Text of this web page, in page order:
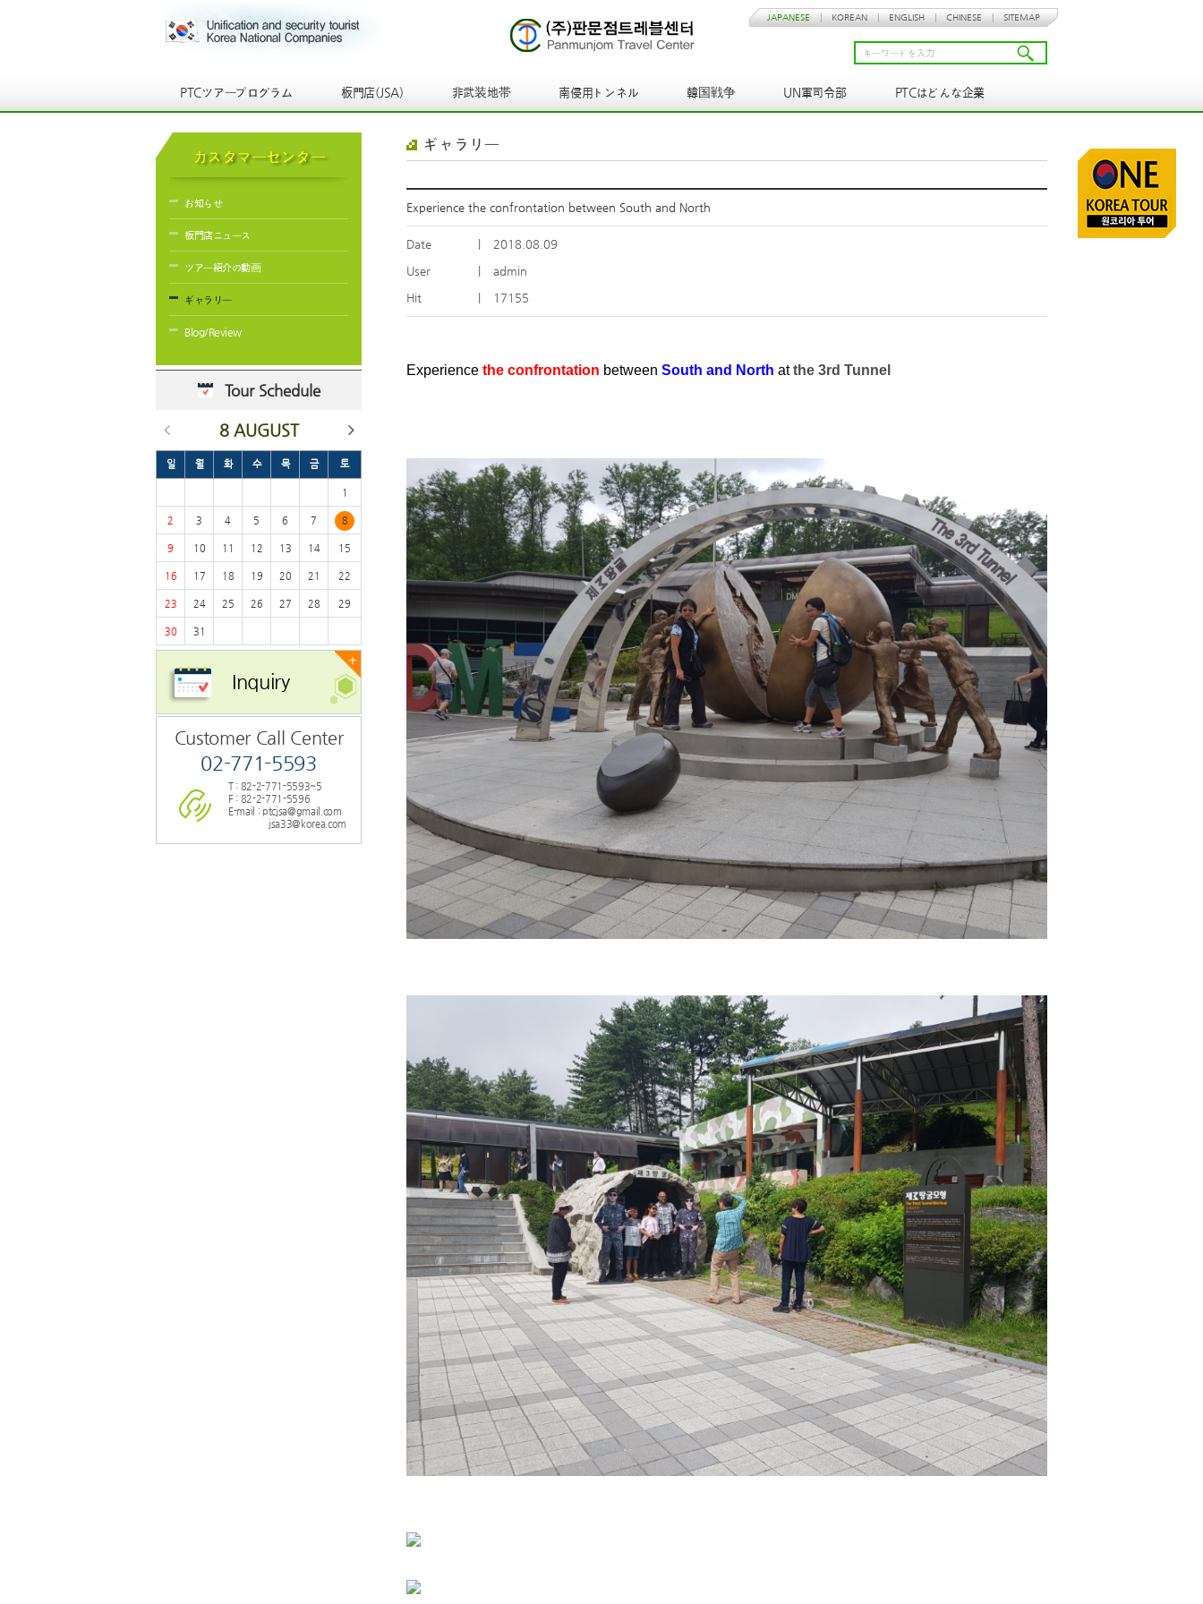
JAPANESE KOREAN ENGLISH CHINESE SITEMAP
PTCツアープログラム 板門店(JSA) 非武装地帯 南侵用トンネル 韓国戦争 UN軍司令部 PTCはどんな企業
カスタマーセンター
お知らせ
板門店ニュース
ツアー紹介の動画
ギャラリー
Blog/Review
Tour Schedule
8 AUGUST
일 월 화 수 목 금 토
1
2 3 4 5 6 7 8
9 10 11 12 13 14 15
16 17 18 19 20 21 22
23 24 25 26 27 28 29
30 31
+
Inquiry
Customer Call Center
02-771-5593
T : 82-2-771-5593~5
F : 82-2-771-5596
E-mail : ptcjsa@gmail.com
jsa33@korea.com
ギャラリー
Experience the confrontation between South and North
Date
2018.08.09
User
admin
Hit
17155
Experience the confrontation between South and North atthe 3rd Tunnel